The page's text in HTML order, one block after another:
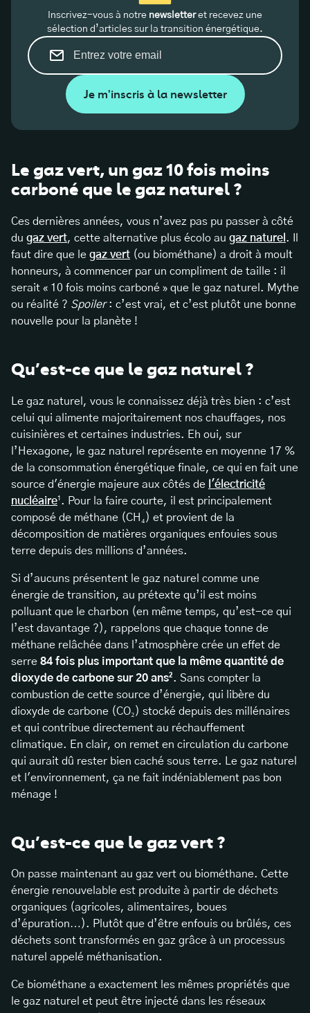
Inscrivez-vous à notre newsletteret recevez une
sélection d’articles sur la transition énergétique.
Je m'inscris à la newsletter
Le gaz vert, un gaz 10 fois moins
carboné que le gaz naturel ?
Ces dernières années, vous n’avez pas pu passer à côté
du gaz vert, cette alternative plus écolo au gaz naturel . Il
faut dire que le gaz vert (ou biométhane) a droit à moult
honneurs, à commencer par un compliment de taille : il
serait « 10 fois moins carboné » que le gaz naturel. Mythe
ou réalité ? Spoiler: c’est vrai, et c’est plutôt une bonne
nouvelle pour la planète !
Qu’est-ce que le gaz naturel ?
Le gaz naturel, vous le connaissez déjà très bien : c’est
celui qui alimente majoritairement nos chauffages, nos
cuisinières et certaines industries. Eh oui, sur
l’Hexagone, le gaz naturel représente en moyenne 17 %
de la consommation énergétique finale, ce qui en fait une
source d'énergie majeure aux côtés de l'électricité
nucléaire¹. Pour la faire courte, il est principalement
composé de méthane (CH₄) et provient de la
décomposition de matières organiques enfouies sous
terre depuis des millions d’années.
Si d’aucuns présentent le gaz naturel comme une
énergie de transition, au prétexte qu’il est moins
polluant que le charbon (en même temps, qu’est-ce qui
l’est davantage ?), rappelons que chaque tonne de
méthane relâchée dans l’atmosphère crée un effet de
serre 84 fois plus important que la même quantité de
dioxyde de carbone sur 20 ans². Sans compter la
combustion de cette source d’énergie, qui libère du
dioxyde de carbone (CO₂) stocké depuis des millénaires
et qui contribue directement au réchauffement
climatique. En clair, on remet en circulation du carbone
qui aurait dû rester bien caché sous terre. Le gaz naturel
et l'environnement, ça ne fait indéniablement pas bon
ménage !
Qu’est-ce que le gaz vert ?
On passe maintenant au gaz vert ou biométhane. Cette
énergie renouvelable est produite à partir de déchets
organiques (agricoles, alimentaires, boues
d’épuration…). Plutôt que d’être enfouis ou brûlés, ces
déchets sont transformés en gaz grâce à un processus
naturel appelé méthanisation.
Ce biométhane a exactement les mêmes propriétés que
le gaz naturel et peut être injecté dans les réseaux